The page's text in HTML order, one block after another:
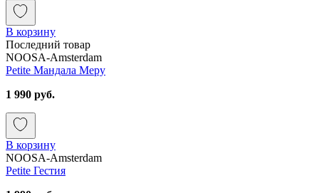
В корзину
Последний товар
NOOSA-Amsterdam
Petite Мандала Меру
1 990 руб.
В корзину
NOOSA-Amsterdam
Petite Гестия